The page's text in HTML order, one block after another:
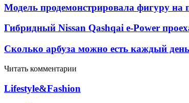
Модель продемонстрировала фигуру на
Гибридный Nissan Qashqai e-Power
Сколько арбуза можно есть каждый
Читать комментарии
Lifestyle&Fashion